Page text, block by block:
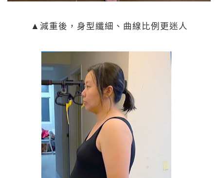
▲減重後，身型纖細、曲線比例更迷人